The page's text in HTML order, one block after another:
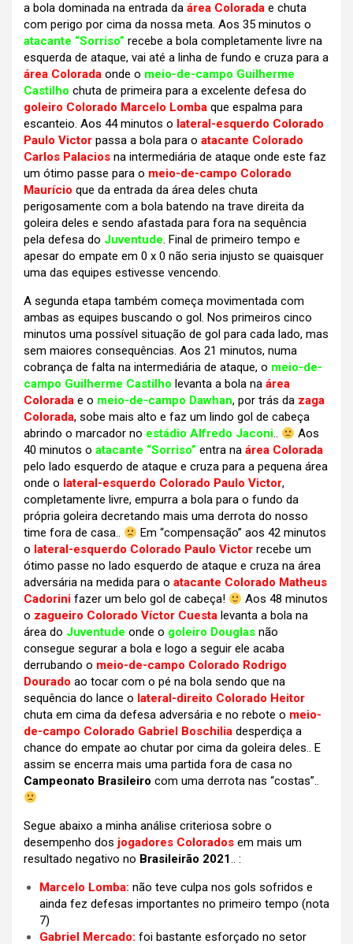
a bola dominada na entrada da área Colorada e chuta
com perigo por cima da nossa meta. Aos 35 minutos o
atacante “Sorriso” recebe a bola completamente livre na
esquerda de ataque, vai até a linha de fundo e cruza para a
área Colorada onde o meio-de-campo Guilherme
Castilho chuta de primeira para a excelente defesa do
goleiro Colorado Marcelo Lomba que espalma para
escanteio. Aos 44 minutos o lateral-esquerdo Colorado
Paulo Victor passa a bola para o atacante Colorado
Carlos Palacios na intermediária de ataque onde este faz
um ótimo passe para o meio-de-campo Colorado
Maurício que da entrada da área deles chuta
perigosamente com a bola batendo na trave direita da
goleira deles e sendo afastada para fora na sequência
pela defesa do Juventude. Final de primeiro tempo e
apesar do empate em 0 x 0 não seria injusto se quaisquer
uma das equipes estivesse vencendo.
A segunda etapa também começa movimentada com
ambas as equipes buscando o gol. Nos primeiros cinco
minutos uma possível situação de gol para cada lado, mas
sem maiores consequências. Aos 21 minutos, numa
cobrança de falta na intermediária de ataque, o meio-de-
campo Guilherme Castilho levanta a bola na área
Colorada e o meio-de-campo Dawhan, por trás da zaga
Colorada, sobe mais alto e faz um lindo gol de cabeça
abrindo o marcador no estádio Alfredo Jaconi..
Aos
40 minutos o atacante “Sorriso” entra na área Colorada
pelo lado esquerdo de ataque e cruza para a pequena área
onde o lateral-esquerdo Colorado Paulo Victor,
completamente livre, empurra a bola para o fundo da
própria goleira decretando mais uma derrota do nosso
time fora de casa..
Em “compensação” aos 42 minutos
o lateral-esquerdo Colorado Paulo Victor recebe um
ótimo passe no lado esquerdo de ataque e cruza na área
adversária na medida para o atacante Colorado Matheus
Cadorini fazer um belo gol de cabeça!
Aos 48 minutos
o zagueiro Colorado Víctor Cuesta levanta a bola na
área do Juventude onde o goleiro Douglas não
consegue segurar a bola e logo a seguir ele acaba
derrubando o meio-de-campo Colorado Rodrigo
Dourado ao tocar com o pé na bola sendo que na
sequência do lance o lateral-direito Colorado Heitor
chuta em cima da defesa adversária e no rebote o meio-
de-campo Colorado Gabriel Boschilia desperdiça a
chance do empate ao chutar por cima da goleira deles.. E
assim se encerra mais uma partida fora de casa no
Campeonato Brasileiro com uma derrota nas “costas”..
Segue abaixo a minha análise criteriosa sobre o
desempenho dos jogadores Colorados em mais um
resultado negativo no Brasileirão 2021.. :
Marcelo Lomba: não teve culpa nos gols sofridos e
ainda fez defesas importantes no primeiro tempo (nota
7)
Gabriel Mercado: foi bastante esforçado no setor